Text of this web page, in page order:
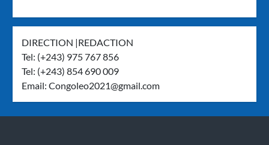
DIRECTION |REDACTION
Tel: (+243) 975 767 856
Tel: (+243) 854 690 009
Email:Congoleo2021@gmail.com